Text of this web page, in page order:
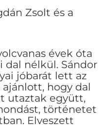
Zsolt és a
évek óta
dal nélkül. Sándor
jóbarát lett az
hogy dal
utaztak együtt,
történetet
Elveszett